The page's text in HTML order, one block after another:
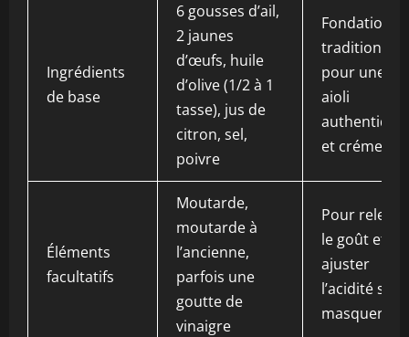
Ingrédients
de base
6 gousses d’ail,
2 jaunes
d’œufs, huile
d’olive (1/2 à 1
tasse), jus de
citron, sel,
poivre
Fondation
pour une
aioli
authentique
et crémeuse
Éléments
facultatifs
Moutarde,
moutarde à
l’ancienne,
parfois une
goutte de
vinaigre
Pour relever
le goût et
ajuster
l’acidité sans
masquer l’ail